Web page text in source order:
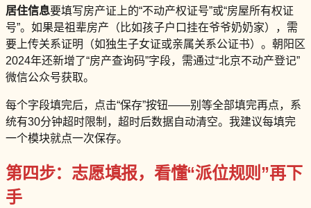
居住信息要填写房产证上的“不动产权证号”或“房屋所有权证
号”。如果是祖辈房产（比如孩子户口挂在爷爷奶奶家），需
要上传关系证明（如独生子女证或亲属关系公证书）。朝阳区
2024年还新增了“房产查询码”字段，需通过“北京不动产登记”
微信公众号获取。
每个字段填完后，点击“保存”按钮——别等全部填完再点，系
统有30分钟超时限制，超时后数据自动清空。我建议每填完
一个模块就点一次保存。
第四步：志愿填报，看懂“派位规则”再下
手